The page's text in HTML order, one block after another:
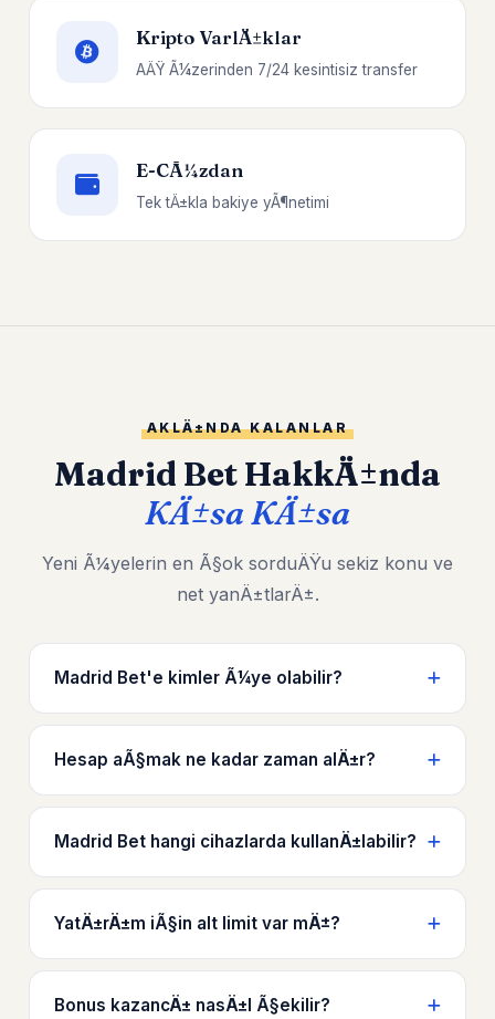
Kripto VarlÄ±klar
AÄŸ Ã¼zerinden 7/24 kesintisiz transfer
E-CÃ¼zdan
Tek tÄ±kla bakiye yÃ¶netimi
AKLÄ±NDA KALANLAR
Madrid Bet HakkÄ±nda
KÄ±sa KÄ±sa
Yeni Ã¼yelerin en Ã§ok sorduÄŸu sekiz konu ve
net yanÄ±tlarÄ±.
Madrid Bet'e kimler Ã¼ye olabilir?
Hesap aÃ§mak ne kadar zaman alÄ±r?
Madrid Bet hangi cihazlarda kullanÄ±labilir?
YatÄ±rÄ±m iÃ§in alt limit var mÄ±?
Bonus kazancÄ± nasÄ±l Ã§ekilir?